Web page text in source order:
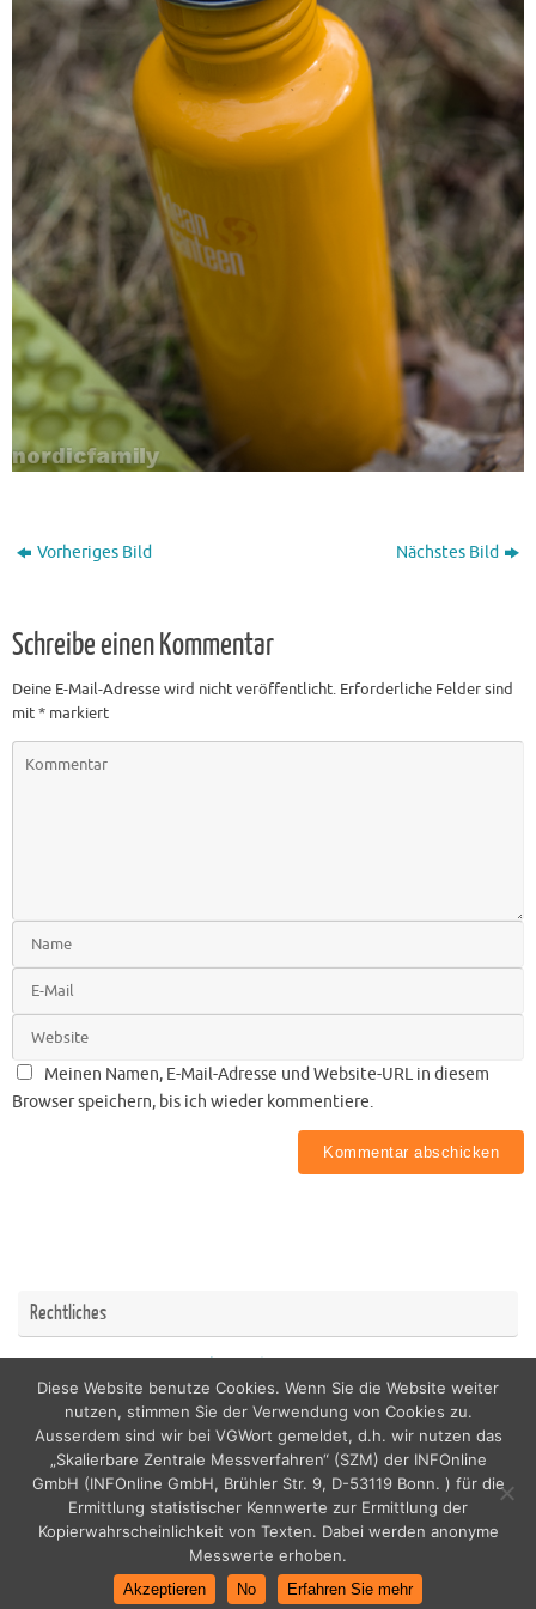
Vorheriges Bild Nächstes Bild
Schreibe einen Kommentar
Deine E-Mail-Adresse wird nicht veröffentlicht. Erforderliche Felder sind
mit* markiert
Meinen Namen, E-Mail-Adresse und Website-URL in diesem
Browser speichern, bis ich wieder kommentiere.
Rechtliches
Impressum Datenschutzerklärung
copyright by nordicfamily
Powered byTempera&
Diese Website benutze Cookies. Wenn Sie die Website weiter
nutzen, stimmen Sie der Verwendung von Cookies zu.
Ausserdem sind wir bei VGWort gemeldet, d.h. wir nutzen das
„Skalierbare Zentrale Messverfahren“ (SZM) der INFOnline
GmbH (INFOnline GmbH, Brühler Str. 9, D-53119 Bonn. ) für die
Ermittlung statistischer Kennwerte zur Ermittlung der
Kopierwahrscheinlichkeit von Texten. Dabei werden anonyme
Messwerte erhoben.
Akzeptieren No Erfahren Sie mehr